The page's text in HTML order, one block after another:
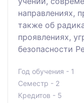
направлениях,
также об
проявлениях,
безопасности
Год обучения - 1
Семестр - 2
Кредитов - 5